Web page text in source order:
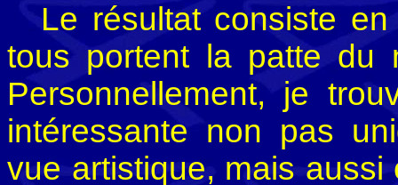
Le résultat consiste
tous portent la patte du
Personnellement, je
intéressante non pas
vue artistique, mais